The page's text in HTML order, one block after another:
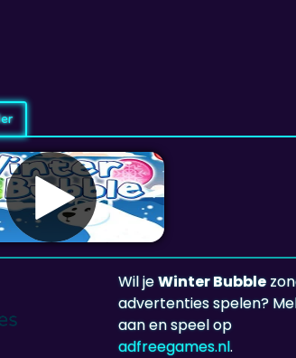
Wil jeWinter Bubble
advertenties spelen?
aan en speel op
adfreegames.nl.